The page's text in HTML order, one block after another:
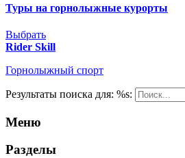
Туры на горнолыжные курорты
Выбрать
Rider Skill
Горнолыжный спорт
Результаты поиска для: %s:
Меню
Разделы